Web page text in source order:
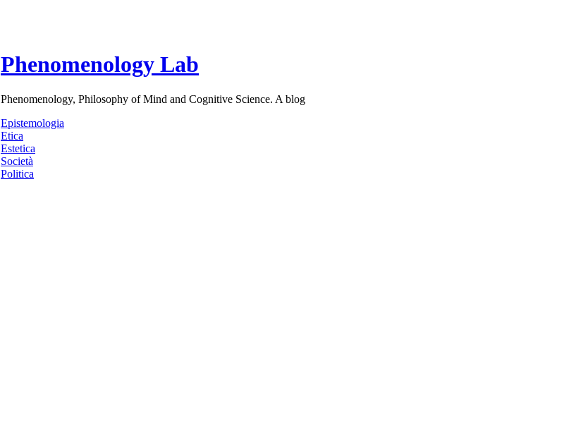
Phenomenology Lab
Phenomenology, Philosophy of Mind and Cognitive Science. A blog
Epistemologia
Etica
Estetica
Società
Politica